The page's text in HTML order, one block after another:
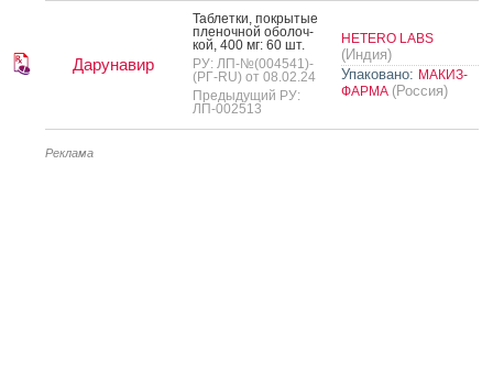
Дарунавир
Таб­летки, пок­ры­тые
пле­ноч­ной обо­лоч­
кой, 400 мг: 60 шт.
РУ: ЛП-№(004541)-
(РГ-RU) от 08.02.24
Предыдущий РУ:
ЛП-002513
HETERO LABS
(Индия)
Упаковано: МАКИЗ-
ФАРМА (Россия)
Реклама